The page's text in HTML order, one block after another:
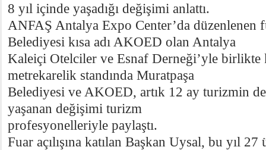
8 yıl içinde yaşadığı değişimi anlattı.
ANFAŞ Antalya Expo Center’da düzenlenen
Belediyesi kısa adı AKOED olan Antalya
Kaleiçi Otelciler ve Esnaf Derneği’yle birlikte
metrekarelik standında Muratpaşa
Belediyesi ve AKOED, artık 12 ay turizmin
yaşanan değişimi turizm
profesyonelleriyle paylaştı.
Fuar açılışına katılan Başkan Uysal, bu yıl